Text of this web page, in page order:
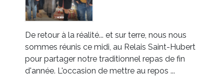
De retour à la réalité... et sur terre, nous nous
sommes réunis ce midi, au Relais Saint-Hubert
pour partager notre traditionnel repas de fin
d'année. L'occasion de mettre au repos ...